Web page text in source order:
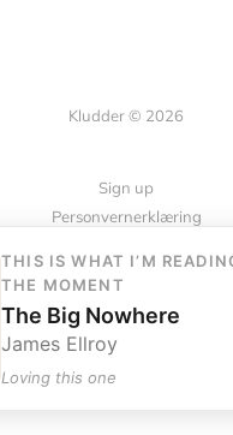
Kludder © 2026
Sign up
Personvernerklæring
Powered by Ghost
THIS IS WHAT I’M
THE MOMENT
The Big Nowhere
James Ellroy
Loving this one